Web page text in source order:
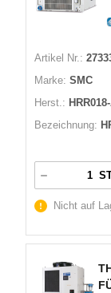
Artikel Nr.:
Marke: SMC
Herst.:
Bezeichnung:
Nicht auf